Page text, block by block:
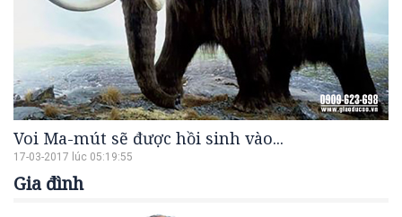
Voi Ma-mút sẽ được hồi sinh vào...
17-03-2017 lúc 05:19:55
Gia đình